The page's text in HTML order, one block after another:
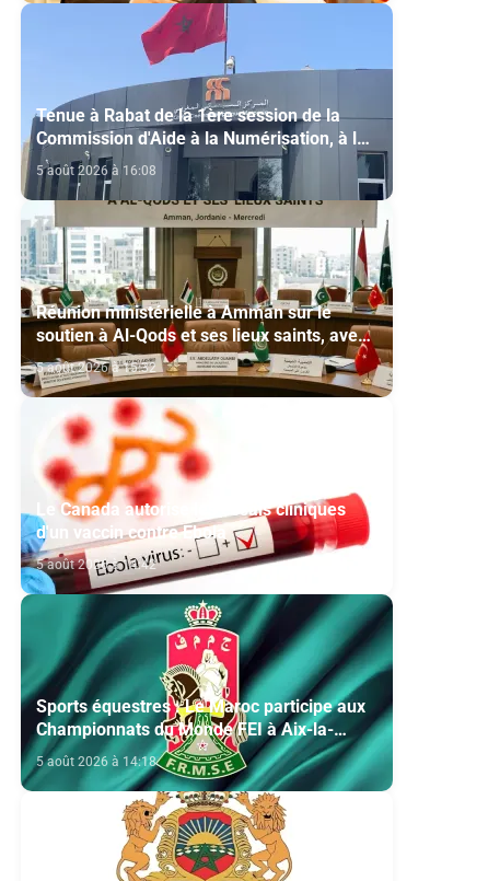
Tenue à Rabat de la 1ère session de la
Commission d'Aide à la Numérisation, à la
Modernisation et à la Création des Salles
de Cinéma au titre de l'année 2026
5 août 2026 à 16:08
Réunion ministérielle à Amman sur le
soutien à Al-Qods et ses lieux saints, avec
la participation du Maroc
5 août 2026 à 15:32
Le Canada autorise les essais cliniques
d'un vaccin contre Ebola
5 août 2026 à 14:42
Sports équestres : Le Maroc participe aux
Championnats du Monde FEI à Aix-la-
Chapelle
5 août 2026 à 14:18